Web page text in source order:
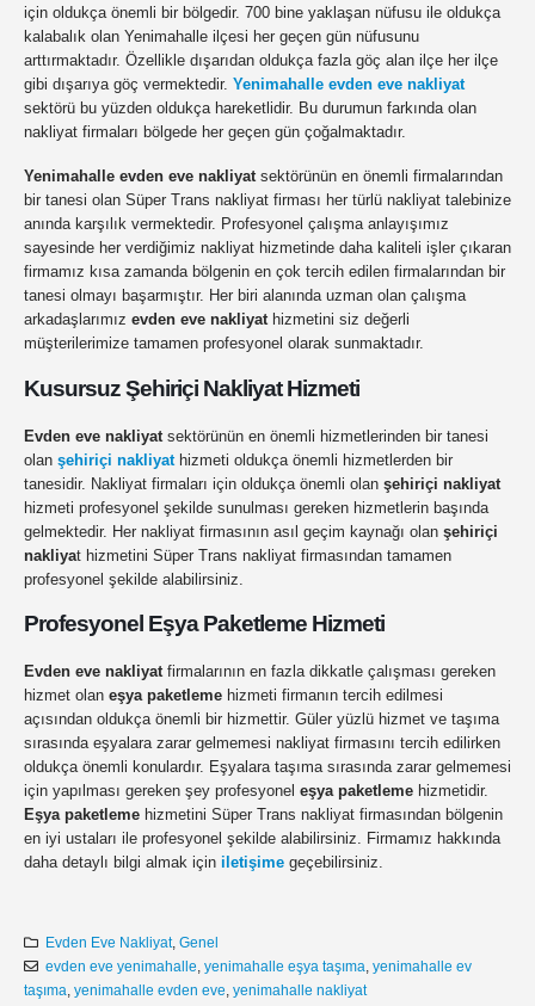
için oldukça önemli bir bölgedir. 700 bine yaklaşan nüfusu ile oldukça
kalabalık olan Yenimahalle ilçesi her geçen gün nüfusunu
arttırmaktadır. Özellikle dışarıdan oldukça fazla göç alan ilçe her ilçe
gibi dışarıya göç vermektedir. Yenimahalle evden eve nakliyat
sektörü bu yüzden oldukça hareketlidir. Bu durumun farkında olan
nakliyat firmaları bölgede her geçen gün çoğalmaktadır.
Yenimahalle evden eve nakliyatsektörünün en önemli firmalarından
bir tanesi olan Süper Trans nakliyat firması her türlü nakliyat talebinize
anında karşılık vermektedir. Profesyonel çalışma anlayışımız
sayesinde her verdiğimiz nakliyat hizmetinde daha kaliteli işler çıkaran
firmamız kısa zamanda bölgenin en çok tercih edilen firmalarından bir
tanesi olmayı başarmıştır. Her biri alanında uzman olan çalışma
arkadaşlarımız evden eve nakliyathizmetini siz değerli
müşterilerimize tamamen profesyonel olarak sunmaktadır.
Kusursuz Şehiriçi Nakliyat Hizmeti
Evden eve nakliyat sektörünün en önemli hizmetlerinden bir tanesi
olan şehiriçi nakliyat hizmeti oldukça önemli hizmetlerden bir
tanesidir. Nakliyat firmaları için oldukça önemli olan şehiriçi nakliyat
hizmeti profesyonel şekilde sunulması gereken hizmetlerin başında
gelmektedir. Her nakliyat firmasının asıl geçim kaynağı olan şehiriçi
nakliyat hizmetini Süper Trans nakliyat firmasından tamamen
profesyonel şekilde alabilirsiniz.
Profesyonel Eşya Paketleme Hizmeti
Evden eve nakliyat firmalarının en fazla dikkatle çalışması gereken
hizmet olan eşya paketleme hizmeti firmanın tercih edilmesi
açısından oldukça önemli bir hizmettir. Güler yüzlü hizmet ve taşıma
sırasında eşyalara zarar gelmemesi nakliyat firmasını tercih edilirken
oldukça önemli konulardır. Eşyalara taşıma sırasında zarar gelmemesi
için yapılması gereken şey profesyonel eşya paketleme hizmetidir.
Eşya paketleme hizmetini Süper Trans nakliyat firmasından bölgenin
en iyi ustaları ile profesyonel şekilde alabilirsiniz. Firmamız hakkında
daha detaylı bilgi almak için iletişime geçebilirsiniz.
Evden Eve Nakliyat, Genel
evden eve yenimahalle yenimahalle eşya taşıma yenimahalle ev
taşıma yenimahalle evden eve yenimahalle nakliyat